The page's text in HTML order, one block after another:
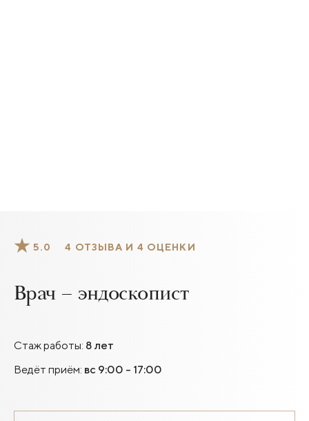
5.0 4 ОТЗЫВА И 4 ОЦЕНКИ
Врач – эндоскопист
Стаж работы: 8 лет
Ведёт приём: вс 9:00 - 17:00